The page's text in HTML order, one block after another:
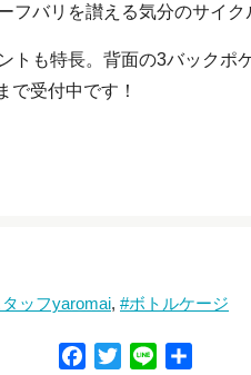
バリを讃える気分のサイク
トも特長。背面の3バックポ
受付中です！
ッフyaromai ボトルケージ